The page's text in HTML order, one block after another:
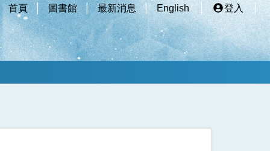
首頁 圖書館 最新消息 English 登入